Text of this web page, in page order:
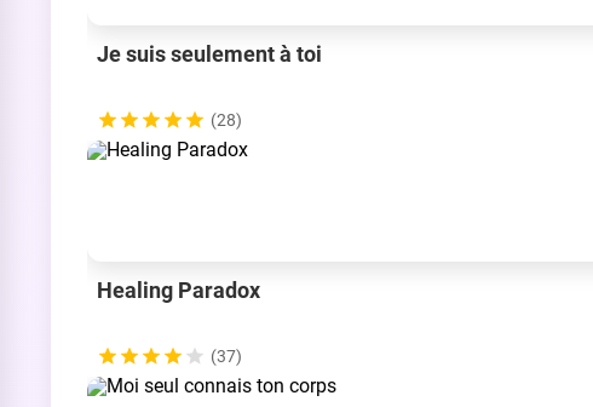
Je suis seulement à toi
(28)
Healing Paradox
(37)